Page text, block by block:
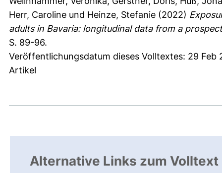
Herr, Caroline und Heinze, Stefanie (2022)
adults in Bavaria: longitudinal data from a
S. 89-96.
Veröffentlichungsdatum dieses Volltextes: 29 Feb
Artikel
Alternative Links zum Volltext